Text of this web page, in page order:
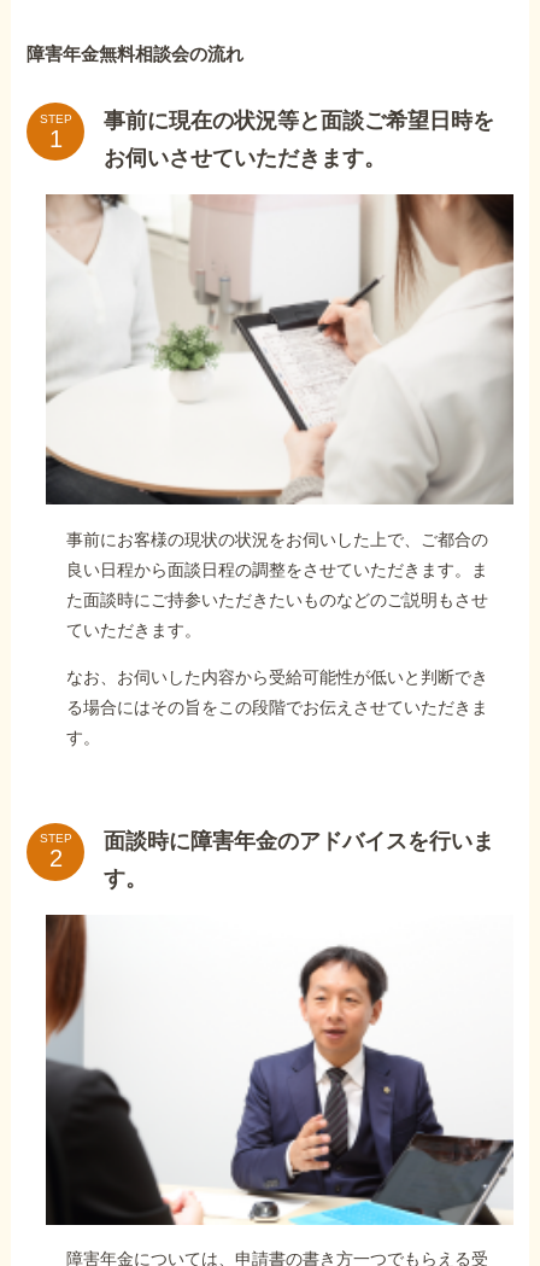
障害年金無料相談会の流れ
STEP
事前に現在の状況等と面談ご希望日時を
お伺いさせていただきます。
事前にお客様の現状の状況をお伺いした上で、ご都合の
良い日程から面談日程の調整をさせていただきます。ま
た面談時にご持参いただきたいものなどのご説明もさせ
ていただきます。
なお、お伺いした内容から受給可能性が低いと判断でき
る場合にはその旨をこの段階でお伝えさせていただきま
す。
STEP
面談時に障害年金のアドバイスを行いま
す。
障害年金については、申請書の書き方一つでもらえる受